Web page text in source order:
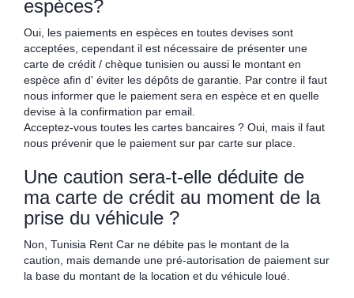
espèces?
Oui, les paiements en espèces en toutes devises sont
acceptées, cependant il est nécessaire de présenter une
carte de crédit / chèque tunisien ou aussi le montant en
espèce afin d' éviter les dépôts de garantie. Par contre il faut
nous informer que le paiement sera en espèce et en quelle
devise à la confirmation par email.
Acceptez-vous toutes les cartes bancaires ? Oui, mais il faut
nous prévenir que le paiement sur par carte sur place.
Une caution sera-t-elle déduite de
ma carte de crédit au moment de la
prise du véhicule ?
Non, Tunisia Rent Car ne débite pas le montant de la
caution, mais demande une pré-autorisation de paiement sur
la base du montant de la location et du véhicule loué.